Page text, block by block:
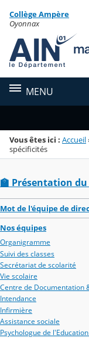
Menu de la
Contenu
Collège Ampère
Oyonnax
MENU
Vous êtes ici : Accueil
spécificités
🏫 Présentation
Mot de l'équipe de
Nos équipes
Organigramme
Suivi des classes
Secrétariat de scolarité
Vie scolaire
Centre de Documentation
Intendance
Infirmière
Assistance sociale
Psychologue de